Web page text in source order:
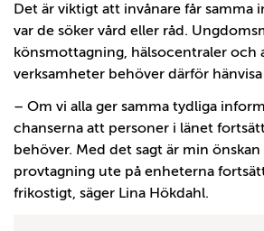
Det är viktigt att invånare får samma
var de söker vård eller råd.
könsmottagning, hälsocentraler och
verksamheter behöver därför hänvisa
– Om vi alla ger samma tydliga
chanserna att personer i länet
behöver. Med det sagt är min önskan
provtagning ute på enheterna
frikostigt, säger Lina Hökdahl.